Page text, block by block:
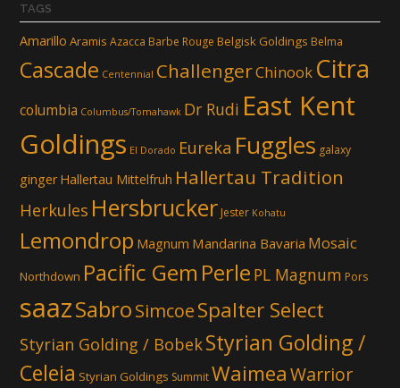
TAGS
Amarillo Aramis Azacca Barbe Rouge Belgisk Goldings Belma
Cascade Centennial ChallengerChinook Citra
columbia Columbus/Tomahawk Dr Rudi East Kent
Goldings El Dorado Eureka Fuggles galaxy
ginger Hallertau Mittelfruh Hallertau Tradition
Herkules Hersbrucker Jester Kohatu
Lemondrop Magnum Mandarina Bavaria Mosaic
Northdown Pacific Gem Perle PL Magnum Pors
saazSabroSimcoeSpalter Select
Styrian Golding / BobekStyrian Golding /
Celeia Styrian Goldings SummitWaimeaWarrior